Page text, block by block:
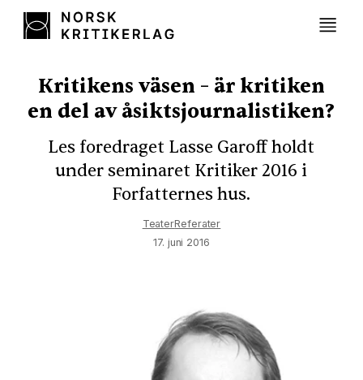
Kritikens väsen – är kritiken
en del av åsiktsjournalistiken?
Les foredraget Lasse Garoff holdt
under seminaret Kritiker 2016 i
Forfatternes hus.
TeaterReferater
17. juni 2016